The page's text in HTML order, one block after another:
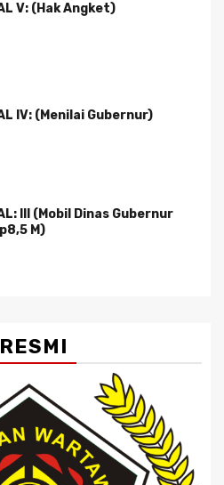
V: (Hak Angket)
IV: (Menilai Gubernur)
III (Mobil Dinas Gubernur
M)